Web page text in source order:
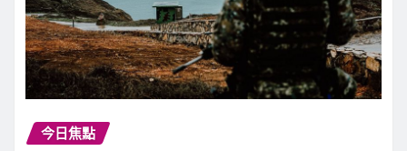
今日焦點